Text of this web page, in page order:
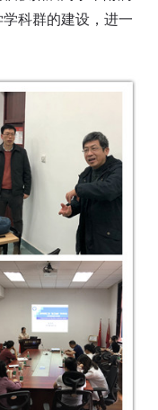
科群的建设，进一